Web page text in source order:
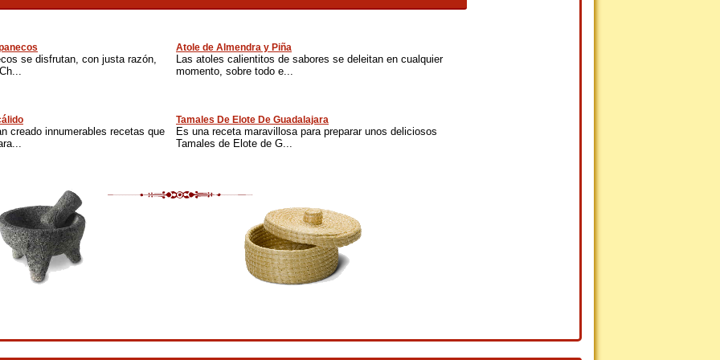
se disfrutan, con justa razón,
Atole de Almendra y Piña
Las atoles calientitos de sabores se deleitan en cualquier
momento, sobre todo e...
creado innumerables recetas que
Tamales De Elote De Guadalajara
Es una receta maravillosa para preparar unos deliciosos
Tamales de Elote de G...